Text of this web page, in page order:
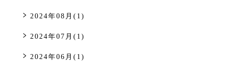
2024年08月(1)
2024年07月(1)
2024年06月(1)